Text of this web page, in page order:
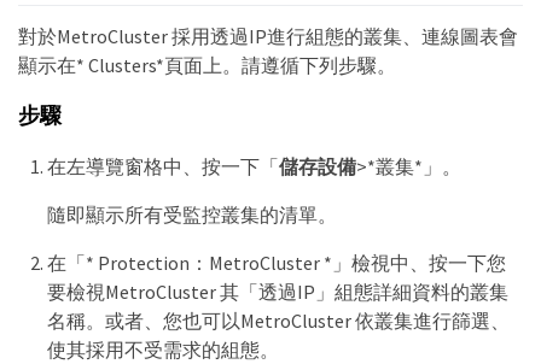
對於MetroCluster 採用透過IP進行組態的叢集、連線圖表會
顯示在* Clusters*頁面上。請遵循下列步驟。
步驟
在左導覽窗格中、按一下「儲存設備>*叢集*」。
隨即顯示所有受監控叢集的清單。
在「* Protection：MetroCluster *」檢視中、按一下您
要檢視MetroCluster 其「透過IP」組態詳細資料的叢集
名稱。或者、您也可以MetroCluster 依叢集進行篩選、
使其採用不受需求的組態。